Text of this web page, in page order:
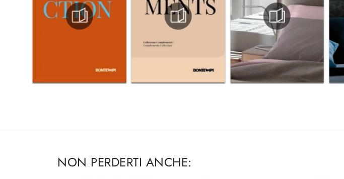
NON PERDERTI ANCHE: